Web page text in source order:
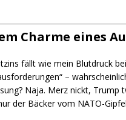
Charme eines
fällt wie mein Blutdruck
–
Naja. Merz nickt,
der Bäcker vom NATO-